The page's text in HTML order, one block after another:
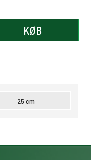
KØB
25 cm